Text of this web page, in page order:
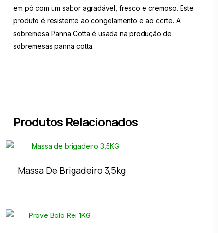
em pó com um sabor agradável, fresco e cremoso. Este
produto é resistente ao congelamento e ao corte. A
sobremesa Panna Cotta é usada na produção de
sobremesas panna cotta.
Produtos Relacionados
Massa De Brigadeiro 3,5kg